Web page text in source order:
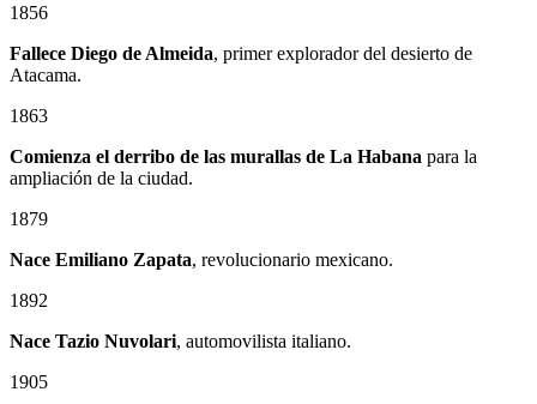
1856
Fallece Diego de Almeida, primer explorador del desierto de
Atacama.
1863
Comienza el derribo de las murallas de La Habana para la
ampliación de la ciudad.
1879
Nace Emiliano Zapata, revolucionario mexicano.
1892
Nace Tazio Nuvolari, automovilista italiano.
1905